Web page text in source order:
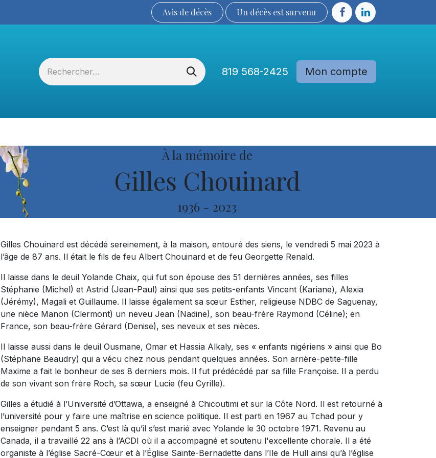
Avis de décès Un décès est sur​​​​​​​​ve​nu​​​​​​​​​​
819 568-2425 Mon compte
À la mémoire de
Gilles Chouinard
1936 - 2023
Gilles Chouinard est décédé sereinement, à la maison, entouré des siens, le vendredi 5 mai 2023 à
l’âge de 87 ans. Il était le fils de feu Albert Chouinard et de feu Georgette Renald.
Il laisse dans le deuil Yolande Chaix, qui fut son épouse des 51 dernières années, ses filles
Stéphanie (Michel) et Astrid (Jean-Paul) ainsi que ses petits-enfants Vincent (Kariane), Alexia
(Jérémy), Magali et Guillaume. Il laisse également sa sœur Esther, religieuse NDBC de Saguenay,
une nièce Manon (Clermont) un neveu Jean (Nadine), son beau-frère Raymond (Céline); en
France, son beau-frère Gérard (Denise), ses neveux et ses nièces.
Il laisse aussi dans le deuil Ousmane, Omar et Hassia Alkaly, ses « enfants nigériens » ainsi que Bo
(Stéphane Beaudry) qui a vécu chez nous pendant quelques années. Son arrière-petite-fille
Maxime a fait le bonheur de ses 8 derniers mois. Il fut prédécédé par sa fille Françoise. Il a perdu
de son vivant son frère Roch, sa sœur Lucie (feu Cyrille).
Gilles a étudié à l’Université d’Ottawa, a enseigné à Chicoutimi et sur la Côte Nord. Il est retourné à
l’université pour y faire une maîtrise en science politique. Il est parti en 1967 au Tchad pour y
enseigner pendant 5 ans. C’est là qu’il s’est marié avec Yolande le 30 octobre 1971. Revenu au
Canada, il a travaillé 22 ans à l’ACDI où il a accompagné et soutenu l'excellente chorale. Il a été
organiste à l’église Sacré-Cœur et à l’Église Sainte-Bernadette dans l’Ile de Hull ainsi qu’à l’église